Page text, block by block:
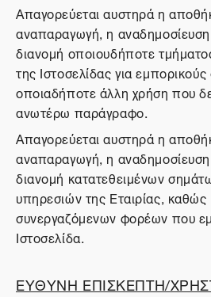
Απαγορεύεται αυστηρά η
αναπαραγωγή, η
διανομή οποιουδήποτε
της Ιστοσελίδας για
οποιαδήποτε άλλη χρήση που
ανωτέρω παράγραφο.
Απαγορεύεται αυστηρά η
αναπαραγωγή, η
διανομή κατατεθειμένων
υπηρεσιών της Εταιρίας,
συνεργαζόμενων φορέων που
Ιστοσελίδα.
ΕΥΘΥΝΗ ΕΠΙΣΚΕΠΤΗ/